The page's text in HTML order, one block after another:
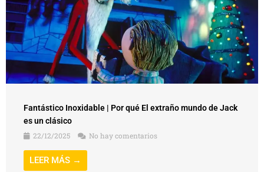
Fantástico Inoxidable | Por qué El extraño mundo de Jack
es un clásico
22/12/2025
No hay comentarios
LEER MÁS →